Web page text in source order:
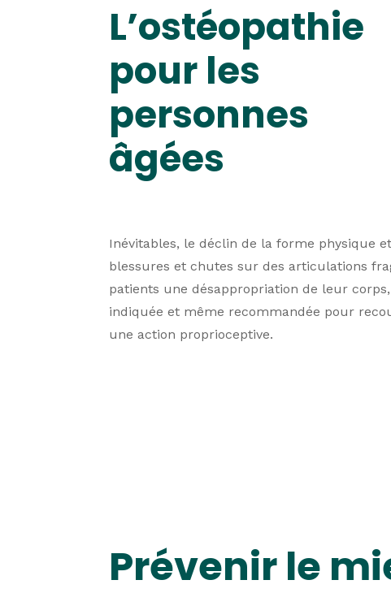
L’ostéopathie
pour les
personnes
âgées
Inévitables, le déclin de la forme physique
blessures et chutes sur des articulations
patients une désappropriation de leur
indiquée et même recommandée pour
une action proprioceptive.
Prévenir le